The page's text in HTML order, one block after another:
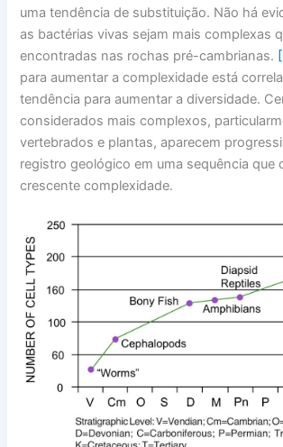
uma tendência de substituição. Não há
as bactérias vivas sejam mais complexas
encontradas nas rochas pré-cambrianas.
para aumentar a complexidade está
tendência para aumentar a diversidade.
considerados mais complexos,
vertebrados e plantas, aparecem
registro geológico em uma sequência que
crescente complexidade.